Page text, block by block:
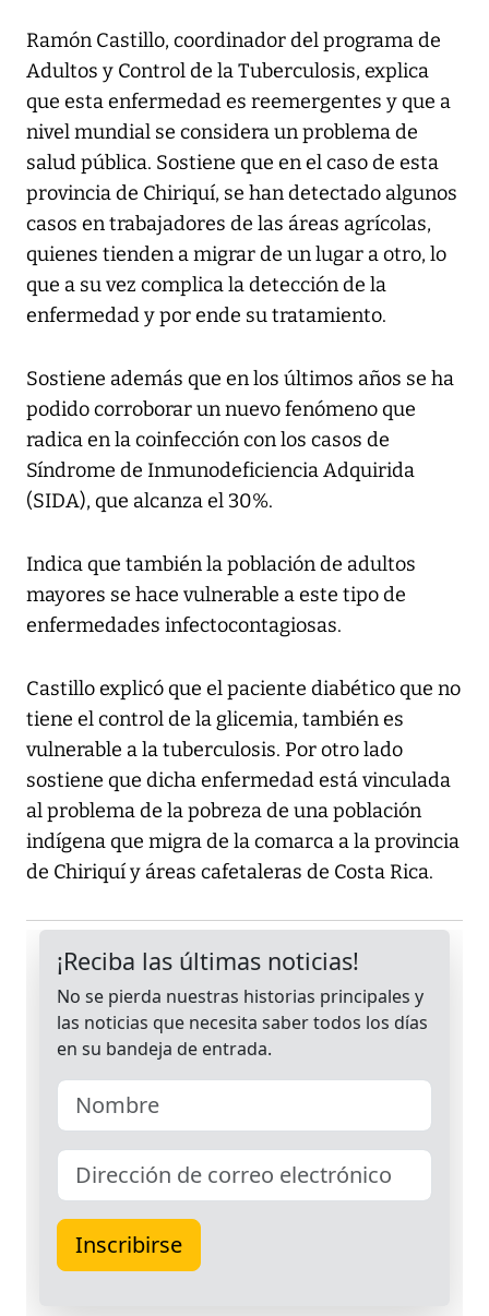
Ramón Castillo, coordinador del programa de
Adultos y Control de la Tuberculosis, explica
que esta enfermedad es reemergentes y que a
nivel mundial se considera un problema de
salud pública. Sostiene que en el caso de esta
provincia de Chiriquí, se han detectado algunos
casos en trabajadores de las áreas agrícolas,
quienes tienden a migrar de un lugar a otro, lo
que a su vez complica la detección de la
enfermedad y por ende su tratamiento.
Sostiene además que en los últimos años se ha
podido corroborar un nuevo fenómeno que
radica en la coinfección con los casos de
Síndrome de Inmunodeficiencia Adquirida
(SIDA), que alcanza el 30%.
Indica que también la población de adultos
mayores se hace vulnerable a este tipo de
enfermedades infectocontagiosas.
Castillo explicó que el paciente diabético que no
tiene el control de la glicemia, también es
vulnerable a la tuberculosis. Por otro lado
sostiene que dicha enfermedad está vinculada
al problema de la pobreza de una población
indígena que migra de la comarca a la provincia
de Chiriquí y áreas cafetaleras de Costa Rica.